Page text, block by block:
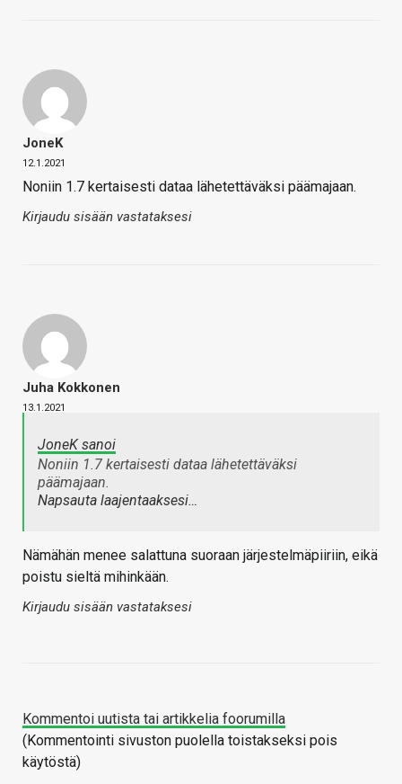
JoneK
12.1.2021
Noniin 1.7 kertaisesti dataa lähetettäväksi päämajaan.
Kirjaudu sisään vastataksesi
Juha Kokkonen
13.1.2021
JoneK sanoi
Noniin 1.7 kertaisesti dataa lähetettäväksi
päämajaan.
Napsauta laajentaaksesi…
Nämähän menee salattuna suoraan järjestelmäpiiriin, eikä
poistu sieltä mihinkään.
Kirjaudu sisään vastataksesi
Kommentoi uutista tai artikkelia foorumilla
(Kommentointi sivuston puolella toistakseksi pois
käytöstä)